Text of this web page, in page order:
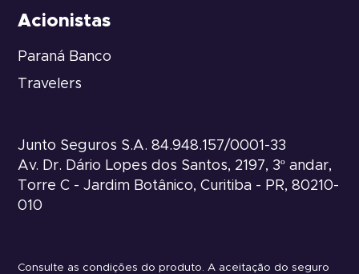
Acionistas
Paraná Banco
Travelers
Junto Seguros S.A. 84.948.157/0001-33
Av. Dr. Dário Lopes dos Santos, 2197, 3º andar,
Torre C - Jardim Botânico, Curitiba - PR, 80210-
010
Consulte as condições do produto. A aceitação do seguro